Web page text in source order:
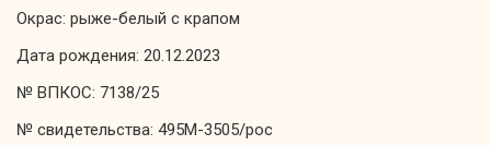
Окрас: рыже-белый с крапом
Дата рождения: 20.12.2023
№ ВПКОС: 7138/25
№ свидетельства: 495М-3505/рос